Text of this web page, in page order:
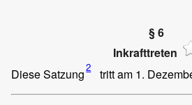
§ 6
Inkrafttreten
Diese Satzung2 tritt am 1.